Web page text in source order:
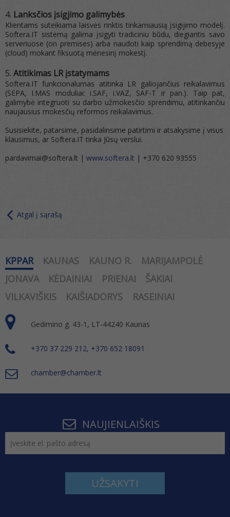
Lanksčios įsigjimo galimybės
Klientams suteikiama laisvės rinktis tinkamiausią įsigijimo modelį.
Softera.IT sistemą galima įsigyti tradiciniu būdu, diegiantis savo
serveriuose (on premises) arba naudoti kaip sprendimą debesyje
(cloud) mokant fiksuotą mėnesinį mokestį.
Atitikimas LR įstatymams
Softera.IT funkcionalumas atitinka LR galiojančius reikalavimus
(SEPA, I.MAS moduliai: i.SAF, i.VAZ, SAF-T ir pan.). Taip pat,
galimybė integruoti su darbo užmokesčio sprendimu, atitinkančiu
naujausius mokesčių reformos reikalavimus.
Susisiekite, patarsime, pasidalinsime patirtimi ir atsakysime į visus
klausimus, ar Softera.IT tinka Jūsų verslui.
pardavimai@softera.lt | www.softera.lt | +370 620 93555
Atgal į sąrašą
KPPAR KAUNAS KAUNO R.
MARIJAMPOLĖ
JONAVA
KĖDAINIAI PRIENAI
ŠAKIAI
VILKAVIŠKIS
KAIŠIADORYS RASEINIAI
Gedimino g. 43-1, LT-44240 Kaunas
+370 37 229 212, +370 652 18091
chamber@chamber.lt
NAUJIENLAIŠKIS
UŽSAKYTI